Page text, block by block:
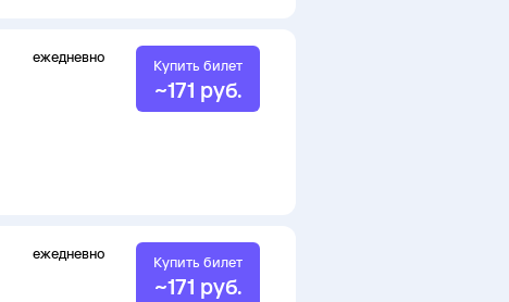
ежедневно Купить билет
~171 руб.
ежедневно Купить билет
~171 руб.